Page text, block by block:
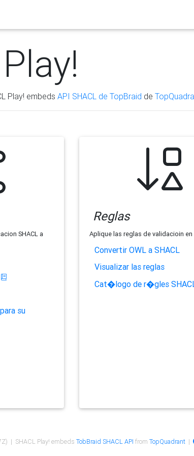
Play! embeds API SHACL de TopBraid de
SHACL a
su
Reglas
Aplique las reglas de validacioin
Convertir OWL a SHACL
Visualizar las reglas
Cat�logo de r�gles
| SHACL Play! embeds TobBraid SHACL API from TopQuadrant|